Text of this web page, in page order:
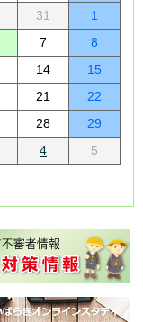
31
1
7
8
14
15
21
22
28
29
4 5